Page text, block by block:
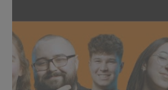
Windenergie
Effizienter
Betrieb
von
Windparks
Assemblierungsservice
Bestückte
Klemmenleisten